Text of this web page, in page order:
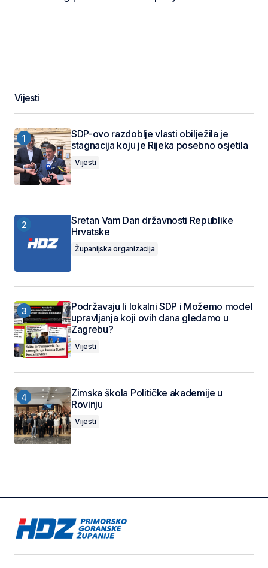
Vijesti
SDP-ovo razdoblje vlasti obilježila je
stagnacija koju je Rijeka posebno osjetila
Vijesti
Sretan Vam Dan državnosti Republike
Hrvatske
Županijska organizacija
Podržavaju li lokalni SDP i Možemo model
upravljanja koji ovih dana gledamo u
Zagrebu?
Vijesti
Zimska škola Političke akademije u
Rovinju
Vijesti